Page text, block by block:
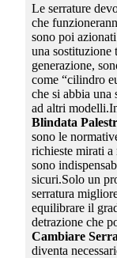
Le serrature
che
sono poi
una sostituzione
generazione,
come “cilindro
che si abbia una
ad altri
Blindata
sono le
richieste mirati a
sono
sicuri.Solo un
serratura
equilibrare il
detrazione che
Cambiare
diventa